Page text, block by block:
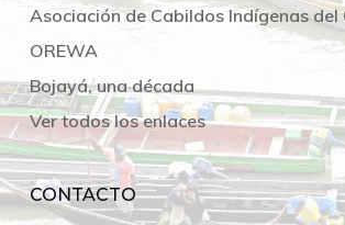
Asociación de Cabildos Indígenas del
OREWA
Bojayá, una década
Ver todos los enlaces
CONTACTO